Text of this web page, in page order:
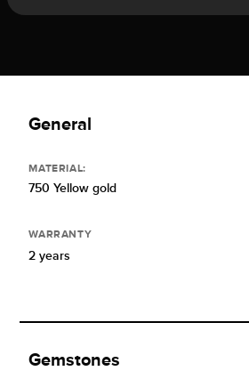
General
MATERIAL:
750 Yellow gold
WARRANTY
2 years
Gemstones